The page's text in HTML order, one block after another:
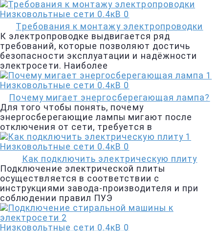
Низковольтные сети 0.4кВ 0
Требования к монтажу электропроводки
К электропроводке выдвигается ряд
требований, которые позволяют достичь
безопасности эксплуатации и надёжности
электросети. Наиболее
Низковольтные сети 0.4кВ 0
Почему мигает энергосберегающая лампа?
Для того чтобы понять, почему
энергосберегающие лампы мигают после
отключения от сети, требуется в
Низковольтные сети 0.4кВ 0
Как подключить электрическую плиту
Подключение электрической плиты
осуществляется в соответствии с
инструкциями завода-производителя и при
соблюдении правил ПУЭ
Низковольтные сети 0.4кВ 0